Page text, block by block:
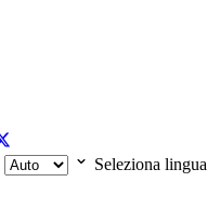
Seleziona lingua